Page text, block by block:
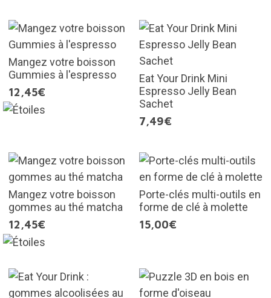
Mangez votre boisson
Gummies à l'espresso
12,45€
Eat Your Drink Mini
Espresso Jelly Bean
Sachet
7,49€
Mangez votre boisson
gommes au thé matcha
12,45€
Porte-clés multi-outils en
forme de clé à molette
15,00€